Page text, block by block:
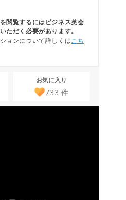
閲覧するにはビジネス英会
ただく必要があります。
ョンについて詳しくはこち
お気に入り
733 件